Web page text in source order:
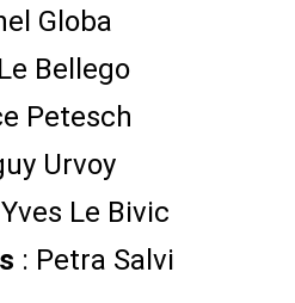
Globa
Bellego
Petesch
Urvoy
Yves Le Bivic
: Petra Salvi